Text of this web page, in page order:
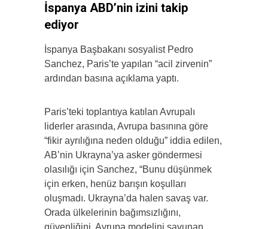
İspanya ABD’nin izini takip
ediyor
İspanya Başbakanı sosyalist Pedro
Sanchez, Paris’te yapılan “acil zirvenin”
ardından basına açıklama yaptı.
Paris’teki toplantıya katılan Avrupalı
liderler arasında, Avrupa basınına göre
“fikir ayrılığına neden olduğu” iddia edilen,
AB’nin Ukrayna’ya asker göndermesi
olasılığı için Sanchez, “Bunu düşünmek
için erken, henüz barışın koşulları
oluşmadı. Ukrayna’da halen savaş var.
Orada ülkelerinin bağımsızlığını,